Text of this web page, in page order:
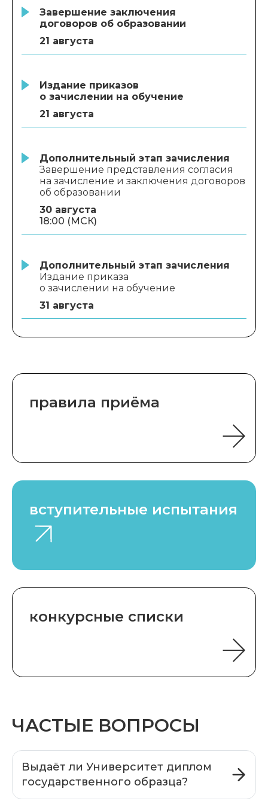
на этапе магистратуры
самостоятельно
организовывать свою
рабочий процесс
и параллельно вести
несколько исследований
разной направленности.
Завершение заключения
договоров об образовании
21 августа
Издание приказов
о зачислении на обучение
21 августа
Дополнительный этап зачисления
Завершение представления согласия
на зачисление и заключения договоров
об образовании
30 августа
18:00 (МСК)
Дополнительный этап зачисления
Издание приказа
о зачислении на обучение
31 августа
правила приёма
вступительные испытания
конкурсные списки
ЧАСТЫЕ ВОПРОСЫ
Выдаёт ли Университет диплом
государственного образца?